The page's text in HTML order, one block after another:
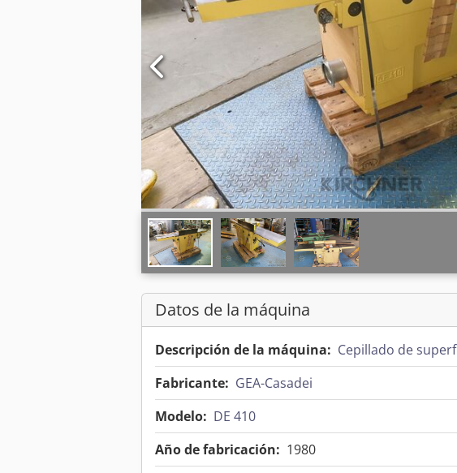
Datos de la máquina
Descripción de la máquina: Cepillado de
Fabricante: GEA-Casadei
Modelo: DE 410
Año de fabricación: 1980